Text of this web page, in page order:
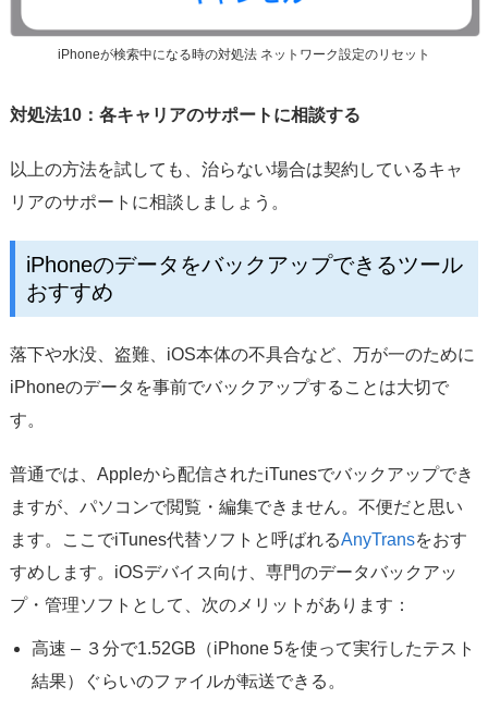
iPhoneが検索中になる時の対処法 ネットワーク設定のリセット
対処法10：各キャリアのサポートに相談する
以上の方法を試しても、治らない場合は契約しているキャ
リアのサポートに相談しましょう。
iPhoneのデータをバックアップできるツール
おすすめ
落下や水没、盗難、iOS本体の不具合など、万が一のために
iPhoneのデータを事前でバックアップすることは大切で
す。
普通では、Appleから配信されたiTunesでバックアップでき
ますが、パソコンで閲覧・編集できません。不便だと思い
ます。ここでiTunes代替ソフトと呼ばれるAnyTransをおす
すめします。iOSデバイス向け、専門のデータバックアッ
プ・管理ソフトとして、次のメリットがあります：
高速 – ３分で1.52GB（iPhone 5を使って実行したテスト
結果）ぐらいのファイルが転送できる。